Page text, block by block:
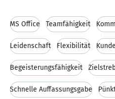
MS Office Teamfähigkeit
Leidenschaft Flexibilität
Begeisterungsfähigkeit
Schnelle Auffassungsgabe